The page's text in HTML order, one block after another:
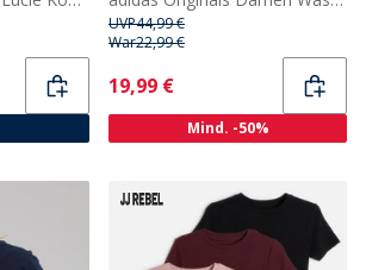
UVP44,99 €
War22,99 €
Current
19,99 €
Mind. -50%